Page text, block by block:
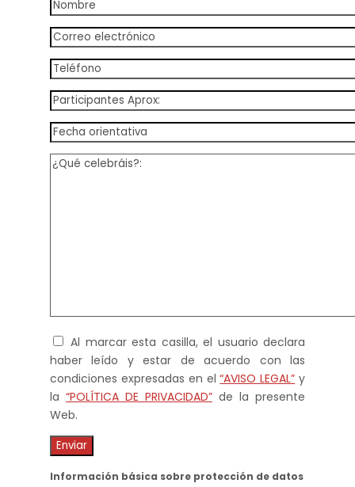
Al marcar esta casilla, el usuario declara
haber leído y estar de acuerdo con las
condiciones expresadas en el“AVISO LEGAL” y
la “POLÍTICA DE PRIVACIDAD” de la presente
Web.
Información básica sobre protección de datos